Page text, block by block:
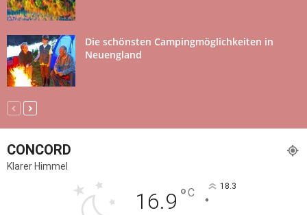
Die schönsten Campingmöglichkeiten in
Neuengland
CONCORD
Klarer Himmel
16.9 °C 18.3
°